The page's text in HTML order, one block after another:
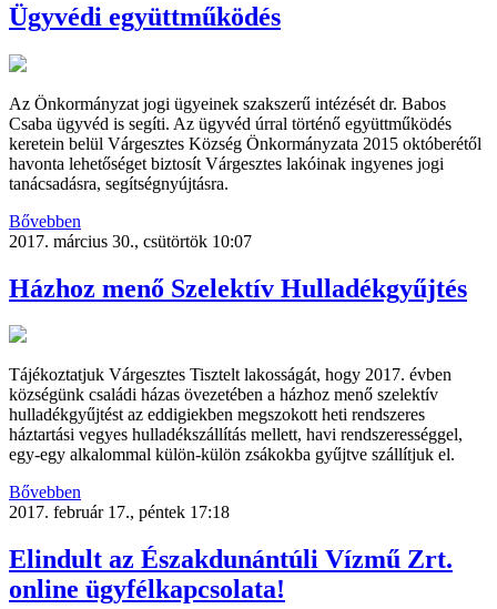
Ügyvédi együttműködés
Az Önkormányzat jogi ügyeinek szakszerű intézését dr. Babos
Csaba ügyvéd is segíti. Az ügyvéd úrral történő együttműködés
keretein belül Várgesztes Község Önkormányzata 2015 októberétől
havonta lehetőséget biztosít Várgesztes lakóinak ingyenes jogi
tanácsadásra, segítségnyújtásra.
Bővebben
2017. március 30., csütörtök 10:07
Házhoz menő Szelektív Hulladékgyűjtés
Tájékoztatjuk Várgesztes Tisztelt lakosságát, hogy 2017. évben
községünk családi házas övezetében a házhoz menő szelektív
hulladékgyűjtést az eddigiekben megszokott heti rendszeres
háztartási vegyes hulladékszállítás mellett, havi rendszerességgel,
egy-egy alkalommal külön-külön zsákokba gyűjtve szállítjuk el.
Bővebben
2017. február 17., péntek 17:18
Elindult az Északdunántúli Vízmű Zrt.
online ügyfélkapcsolata!